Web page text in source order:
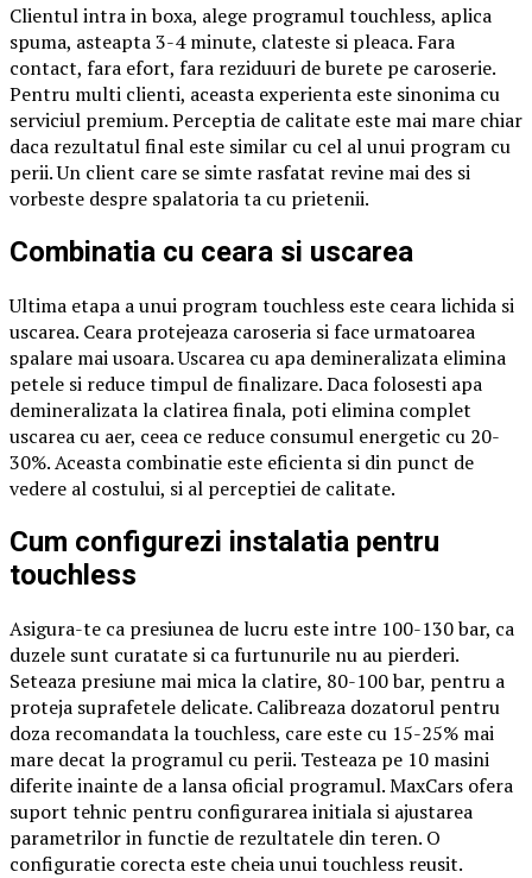
Clientul intra in boxa, alege programul touchless, aplica
spuma, asteapta 3-4 minute, clateste si pleaca. Fara
contact, fara efort, fara reziduuri de burete pe caroserie.
Pentru multi clienti, aceasta experienta este sinonima cu
serviciul premium. Perceptia de calitate este mai mare chiar
daca rezultatul final este similar cu cel al unui program cu
perii. Un client care se simte rasfatat revine mai des si
vorbeste despre spalatoria ta cu prietenii.
Combinatia cu ceara si uscarea
Ultima etapa a unui program touchless este ceara lichida si
uscarea. Ceara protejeaza caroseria si face urmatoarea
spalare mai usoara. Uscarea cu apa demineralizata elimina
petele si reduce timpul de finalizare. Daca folosesti apa
demineralizata la clatirea finala, poti elimina complet
uscarea cu aer, ceea ce reduce consumul energetic cu 20-
30%. Aceasta combinatie este eficienta si din punct de
vedere al costului, si al perceptiei de calitate.
Cum configurezi instalatia pentru
touchless
Asigura-te ca presiunea de lucru este intre 100-130 bar, ca
duzele sunt curatate si ca furtunurile nu au pierderi.
Seteaza presiune mai mica la clatire, 80-100 bar, pentru a
proteja suprafetele delicate. Calibreaza dozatorul pentru
doza recomandata la touchless, care este cu 15-25% mai
mare decat la programul cu perii. Testeaza pe 10 masini
diferite inainte de a lansa oficial programul. MaxCars ofera
suport tehnic pentru configurarea initiala si ajustarea
parametrilor in functie de rezultatele din teren. O
configuratie corecta este cheia unui touchless reusit.